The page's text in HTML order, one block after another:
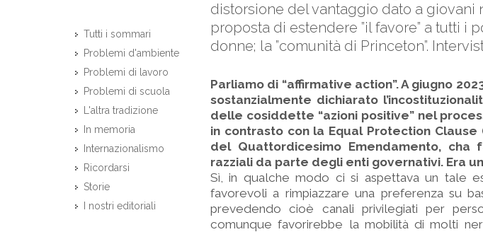
Tutti i sommari
Problemi d'ambiente
Problemi di lavoro
Problemi di scuola
L'altra tradizione
In memoria
Internazionalismo
Ricordarsi
Storie
I nostri editoriali
distorsione del vantaggio dato a
proposta di estendere ”il favore” a tutti i
donne; la ”comunità di Princeton”.
Parliamo di “affirmative action”. A giugno
sostanzialmente dichiarato
delle cosiddette “azioni positive” nel
in contrasto con la Equal Protection
del Quattordicesimo Emendamento,
razziali da parte degli enti governativi. Era
Sì, in qualche modo ci si aspettava un tale
favorevoli a rimpiazzare una preferenza su
prevedendo cioè canali privilegiati per
comunque favorirebbe la mobilità di molti